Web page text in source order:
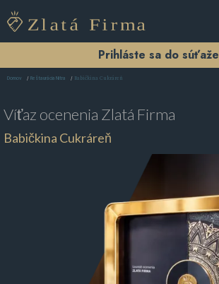
Prihláste sa do súťaže
Domov Reštaurácia Nitra Babičkina Cukráreň
Víťaz ocenenia Zlatá Firma
Babičkina Cukráreň